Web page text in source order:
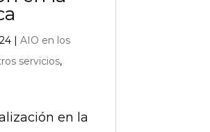
| AIO en los
servicios,
en la